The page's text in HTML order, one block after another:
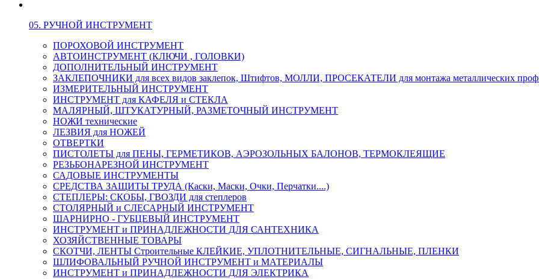
05. РУЧНОЙ ИНСТРУМЕНТ
ПОРОХОВОЙ ИНСТРУМЕНТ
АВТОИНСТРУМЕНТ (КЛЮЧИ , ГОЛОВКИ)
ДОПОЛНИТЕЛЬНЫЙ ИНСТРУМЕНТ
ЗАКЛЕПОЧНИКИ для всех видов заклепок, Штифтов, МОЛЛИ, ПРОСЕКАТЕЛИ для монтажа металлических
ИЗМЕРИТЕЛЬНЫЙ ИНСТРУМЕНТ
ИНСТРУМЕНТ для КАФЕЛЯ и СТЕКЛА
МАЛЯРНЫЙ, ШТУКАТУРНЫЙ, РАЗМЕТОЧНЫЙ ИНСТРУМЕНТ
НОЖИ технические
ЛЕЗВИЯ для НОЖЕЙ
ОТВЕРТКИ
ПИСТОЛЕТЫ для ПЕНЫ, ГЕРМЕТИКОВ, АЭРОЗОЛЬНЫХ БАЛОНОВ, ТЕРМОКЛЕЯЩИЕ
РЕЗЬБОНАРЕЗНОЙ ИНСТРУМЕНТ
САДОВЫЕ ИНСТРУМЕНТЫ
СРЕДСТВА ЗАЩИТЫ ТРУДА (Каски, Маски, Очки, Перчатки....)
СТЕПЛЕРЫ: СКОБЫ, ГВОЗДИ для степлеров
СТОЛЯРНЫЙ и СЛЕСАРНЫЙ ИНСТРУМЕНТ
ШАРНИРНО - ГУБЦЕВЫЙ ИНСТРУМЕНТ
ИНСТРУМЕНТ и ПРИНАДЛЕЖНОСТИ ДЛЯ САНТЕХНИКА
ХОЗЯЙСТВЕННЫЕ ТОВАРЫ
СКОТЧИ, ЛЕНТЫ Строительные КЛЕЙКИЕ, УПЛОТНИТЕЛЬНЫЕ, СИГНАЛЬНЫЕ, ПЛЕНКИ
ШЛИФОВАЛЬНЫЙ РУЧНОЙ ИНСТРУМЕНТ и МАТЕРИАЛЫ
ИНСТРУМЕНТ и ПРИНАДЛЕЖНОСТИ ДЛЯ ЭЛЕКТРИКА